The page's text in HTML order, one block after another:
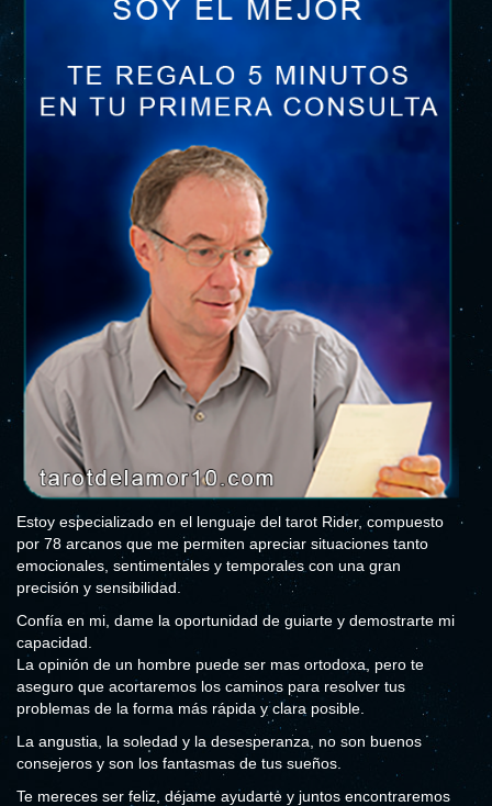
Estoy especializado en el lenguaje del tarot Rider, compuesto
por 78 arcanos que me permiten apreciar situaciones tanto
emocionales, sentimentales y temporales con una gran
precisión y sensibilidad.
Confía en mi, dame la oportunidad de guiarte y demostrarte mi
capacidad.
La opinión de un hombre puede ser mas ortodoxa, pero te
aseguro que acortaremos los caminos para resolver tus
problemas de la forma más rápida y clara posible.
La angustia, la soledad y la desesperanza, no son buenos
consejeros y son los fantasmas de tus sueños.
Te mereces ser feliz, déjame ayudarte y juntos encontraremos